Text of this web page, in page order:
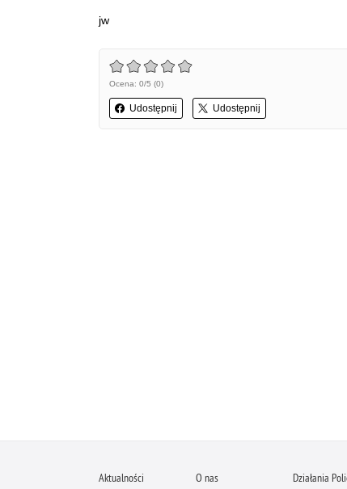
jw
Ocena: 0/5 (0)
Udostępnij Udostępnij
Aktualności O nas Działania